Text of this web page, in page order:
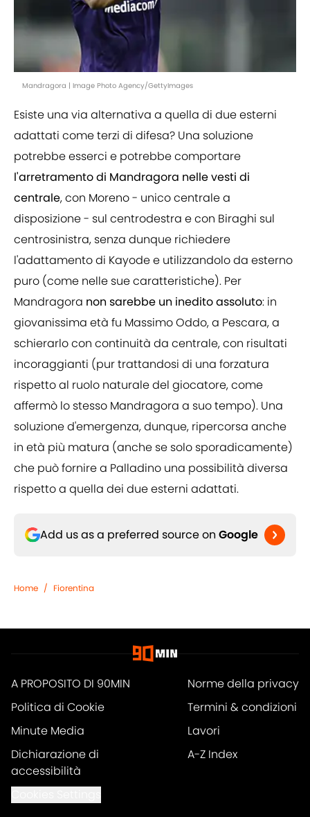
Mandragora | Image Photo Agency/GettyImages
Esiste una via alternativa a quella di due esterni
adattati come terzi di difesa? Una soluzione
potrebbe esserci e potrebbe comportare
l'arretramento di Mandragora nelle vesti di
centrale, con Moreno - unico centrale a
disposizione - sul centrodestra e con Biraghi sul
centrosinistra, senza dunque richiedere
l'adattamento di Kayode e utilizzandolo da esterno
puro (come nelle sue caratteristiche). Per
Mandragora non sarebbe un inedito assoluto: in
giovanissima età fu Massimo Oddo, a Pescara, a
schierarlo con continuità da centrale, con risultati
incoraggianti (pur trattandosi di una forzatura
rispetto al ruolo naturale del giocatore, come
affermò lo stesso Mandragora a suo tempo). Una
soluzione d'emergenza, dunque, ripercorsa anche
in età più matura (anche se solo sporadicamente)
che può fornire a Palladino una possibilità diversa
rispetto a quella dei due esterni adattati.
Add us as a preferred source on Google
Home / Fiorentina
A PROPOSITO DI 90MIN
Norme della privacy
Politica di Cookie
Termini & condizioni
Minute Media
Lavori
Dichiarazione di
accessibilità
A-Z Index